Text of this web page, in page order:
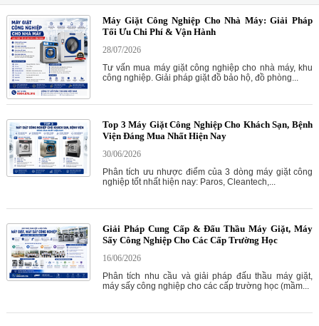
Máy Giặt Công Nghiệp Cho Nhà Máy: Giải Pháp
Tối Ưu Chi Phí & Vận Hành
28/07/2026
Tư vấn mua máy giặt công nghiệp cho nhà máy, khu
công nghiệp. Giải pháp giặt đồ bảo hộ, đồ phòng...
Top 3 Máy Giặt Công Nghiệp Cho Khách Sạn, Bệnh
Viện Đáng Mua Nhất Hiện Nay
30/06/2026
Phân tích ưu nhược điểm của 3 dòng máy giặt công
nghiệp tốt nhất hiện nay: Paros, Cleantech,...
Giải Pháp Cung Cấp & Đấu Thầu Máy Giặt, Máy
Sấy Công Nghiệp Cho Các Cấp Trường Học
16/06/2026
Phân tích nhu cầu và giải pháp đấu thầu máy giặt,
máy sấy công nghiệp cho các cấp trường học (mầm...